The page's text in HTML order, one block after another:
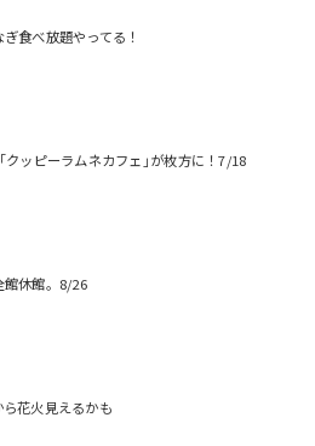
食べ放題やってる！
クッピーラムネカフェ｣が枚方に！7/18
館休館。8/26
花火見えるかも